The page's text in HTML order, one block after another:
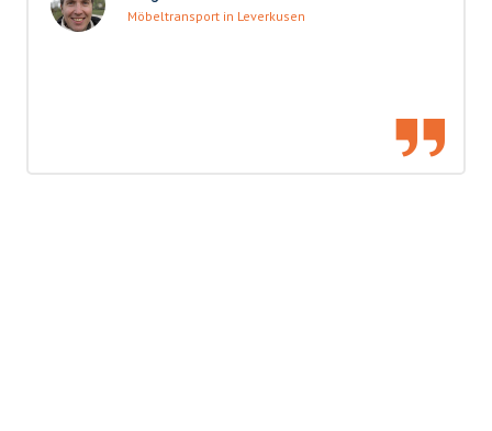
Möbeltransport in Leverkusen